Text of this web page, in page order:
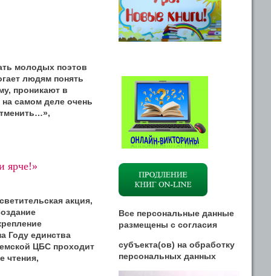
молодых поэтов
людям понять
проникают в
самом деле очень
ярче!»
акция,
Году единства
ЦБС проходит
чтения,
Все персональные данные
размещены с согласия
субъекта(ов) на обработку
персональных данных